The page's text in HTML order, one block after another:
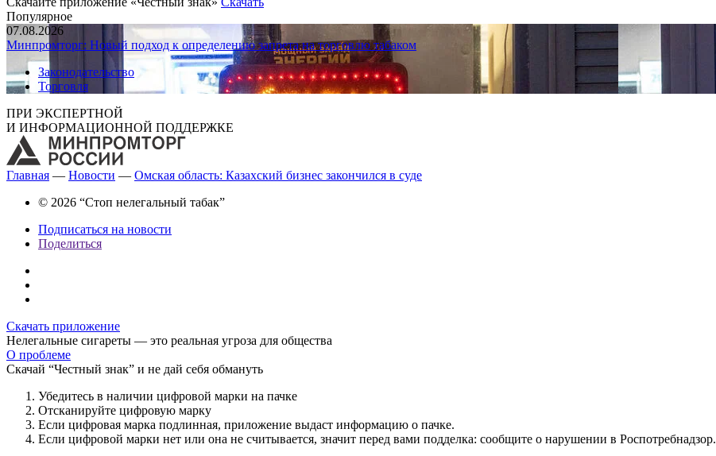
Популярное
07.08.2026
Минпромторг: Новый подход к определению запрета на торговлю табаком
Законодательство
Торговля
ПРИ ЭКСПЕРТНОЙ
И ИНФОРМАЦИОННОЙ ПОДДЕРЖКЕ
Главная — Новости — Омская область: Казахский бизнес закончился в суде
© 2026 “Стоп нелегальный табак”
Подписаться на новости
Поделиться
Скачать приложение
Нелегальные сигареты — это реальная угроза для общества
О проблеме
Скачай “Честный знак” и не дай себя обмануть
Убедитесь в наличии цифровой марки на пачке
Отсканируйте цифровую марку
Если цифровая марка подлинная, приложение выдаст информацию о пачке.
Если цифровой марки нет или она не считывается, значит перед вами подделка: сообщите о нарушении в Роспотребнадзор.